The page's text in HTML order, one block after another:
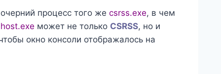
процесс того же csrss.exe, в чем
может не только CSRSS, но и
окно консоли отображалось на